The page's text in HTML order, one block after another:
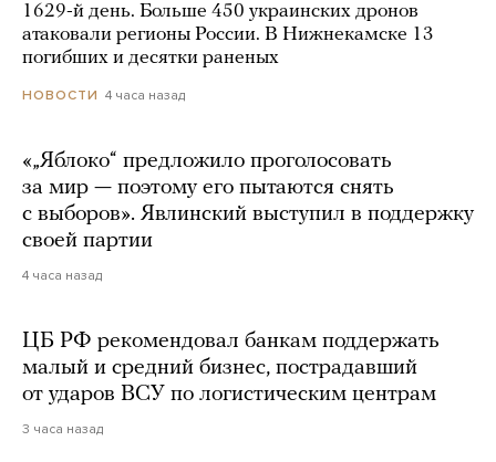
1629-й день. Больше 450 украинских дронов
атаковали регионы России. В Нижнекамске 13
погибших и десятки раненых
НОВОСТИ 4 часа назад
«„Яблоко“ предложило проголосовать
за мир — поэтому его пытаются снять
с выборов». Явлинский выступил в поддержку
своей партии
4 часа назад
ЦБ РФ рекомендовал банкам поддержать
малый и средний бизнес, пострадавший
от ударов ВСУ по логистическим центрам
3 часа назад